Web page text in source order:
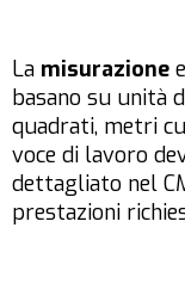
La misurazione
basano su unità
quadrati, metri
voce di lavoro
dettagliato nel
prestazioni